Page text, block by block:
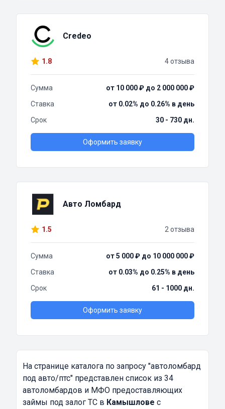
Credeo
1.8 4 отзыва
Сумма
от 10 000 ₽ до 2 000 000 ₽
Ставка
от 0.02% до 0.26% в день
Срок
30 - 730 дн.
Оформить заявку
Авто Ломбард
1.5 2 отзыва
Сумма
от 5 000 ₽ до 10 000 000 ₽
Ставка
от 0.03% до 0.25% в день
Срок
61 - 1000 дн.
Оформить заявку
На странице каталога по запросу "автоломбард
под авто/птс" представлен список из 34
автоломбардов и МФО предоставляющих
займы под залог ТС в Камышлове с